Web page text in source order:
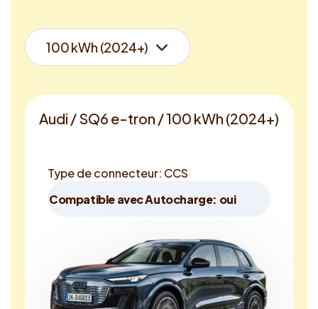
Audi / SQ6 e-tron / 100 kWh (2024+)
Type de connecteur: CCS
Compatible avec Autocharge: oui